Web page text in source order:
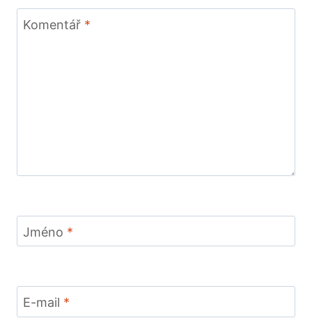
Komentář *
Jméno *
E-mail *